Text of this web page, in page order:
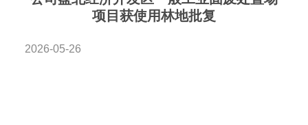
项目获使用林地批复
2026-05-26